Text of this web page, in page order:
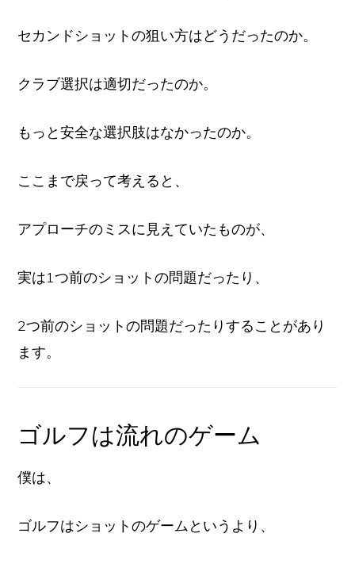
セカンドショットの狙い方はどうだったのか。
クラブ選択は適切だったのか。
もっと安全な選択肢はなかったのか。
ここまで戻って考えると、
アプローチのミスに見えていたものが、
実は1つ前のショットの問題だったり、
2つ前のショットの問題だったりすることがあり
ます。
ゴルフは流れのゲーム
僕は、
ゴルフはショットのゲームというより、